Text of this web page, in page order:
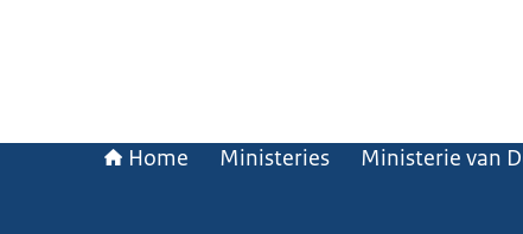
Home Ministeries Ministerie van